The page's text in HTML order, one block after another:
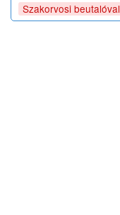
Szakorvosi beutalóval